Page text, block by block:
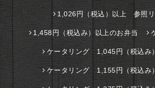
1,026円（税込）以上 参照
1,458円（税込み）以上のお弁当
ケータリング 1,045円（税込み
ケータリング 1,155円（税込み